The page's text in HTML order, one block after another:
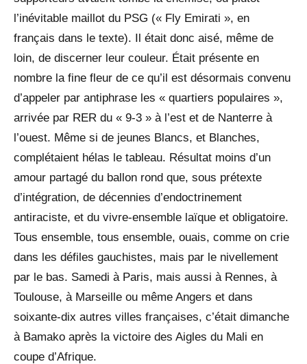
l’inévitable maillot du PSG (« Fly Emirati », en
français dans le texte). Il était donc aisé, même de
loin, de discerner leur couleur. Était présente en
nombre la fine fleur de ce qu’il est désormais convenu
d’appeler par antiphrase les « quartiers populaires »,
arrivée par RER du « 9-3 » à l’est et de Nanterre à
l’ouest. Même si de jeunes Blancs, et Blanches,
complétaient hélas le tableau. Résultat moins d’un
amour partagé du ballon rond que, sous prétexte
d’intégration, de décennies d’endoctrinement
antiraciste, et du vivre-ensemble laïque et obligatoire.
Tous ensemble, tous ensemble, ouais, comme on crie
dans les défiles gauchistes, mais par le nivellement
par le bas. Samedi à Paris, mais aussi à Rennes, à
Toulouse, à Marseille ou même Angers et dans
soixante-dix autres villes françaises, c’était dimanche
à Bamako après la victoire des Aigles du Mali en
coupe d’Afrique.